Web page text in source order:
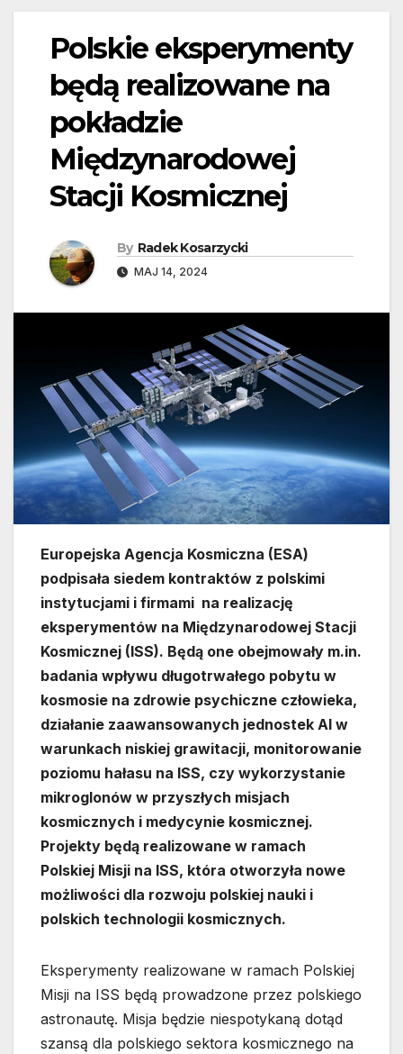
Polskie eksperymenty
będą realizowane na
pokładzie
Międzynarodowej
Stacji Kosmicznej
By Radek Kosarzycki
MAJ 14, 2024
Europejska Agencja Kosmiczna (ESA)
podpisała siedem kontraktów z polskimi
instytucjami i firmami na realizację
eksperymentów na Międzynarodowej Stacji
Kosmicznej (ISS). Będą one obejmowały m.in.
badania wpływu długotrwałego pobytu w
kosmosie na zdrowie psychiczne człowieka,
działanie zaawansowanych jednostek AI w
warunkach niskiej grawitacji, monitorowanie
poziomu hałasu na ISS, czy wykorzystanie
mikroglonów w przyszłych misjach
kosmicznych i medycynie kosmicznej.
Projekty będą realizowane w ramach
Polskiej Misji na ISS, która otworzyła nowe
możliwości dla rozwoju polskiej nauki i
polskich technologii kosmicznych.
Eksperymenty realizowane w ramach Polskiej
Misji na ISS będą prowadzone przez polskiego
astronautę. Misja będzie niespotykaną dotąd
szansą dla polskiego sektora kosmicznego na